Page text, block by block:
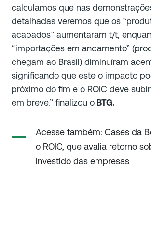
calculamos que nas
detalhadas veremos que os
acabados” aumentaram t/t,
“importações em andamento”
chegam ao Brasil) diminuíram
significando que este o impacto
próximo do fim e o ROIC deve
em breve.” finalizou o BTG.
Acesse também: Cases da
o ROIC, que avalia retorno
investido das empresas